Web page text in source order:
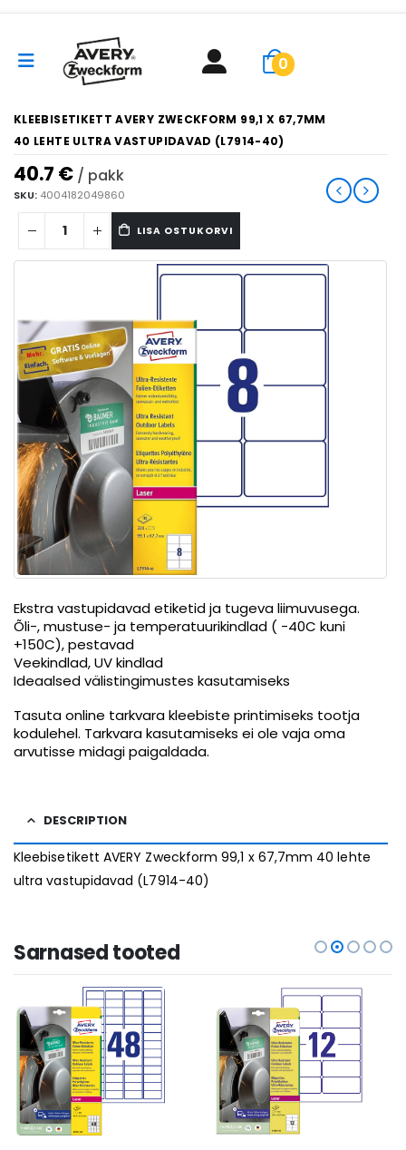
0
KLEEBISETIKETT AVERY ZWECKFORM 99,1 X 67,7MM
40 LEHTE ULTRA VASTUPIDAVAD (L7914-40)
40.7 € / pakk
SKU: 4004182049860
LISA OSTUKORVI
Ekstra vastupidavad etiketid ja tugeva liimuvusega.
Õli-, mustuse- ja temperatuurikindlad ( -40C kuni
+150C), pestavad
Veekindlad, UV kindlad
Ideaalsed välistingimustes kasutamiseks
Tasuta online tarkvara kleebiste printimiseks tootja
kodulehel. Tarkvara kasutamiseks ei ole vaja oma
arvutisse midagi paigaldada.
DESCRIPTION
Kleebisetikett AVERY Zweckform 99,1 x 67,7mm 40 lehte
ultra vastupidavad (L7914-40)
Sarnased tooted